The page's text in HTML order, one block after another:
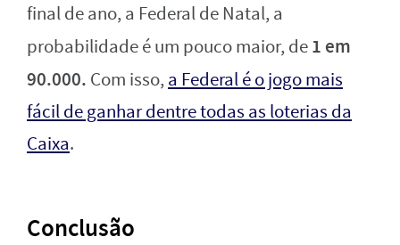
final de ano, a Federal de Natal, a
probabilidade é um pouco maior, de1 em
90.000. Com isso, a Federal é o jogo mais
fácil de ganhar dentre todas as loterias da
Caixa.
Conclusão